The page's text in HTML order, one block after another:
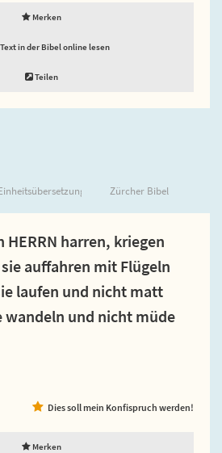
Merken
in der Bibel online lesen
Teilen
Zürcher Bibel
HERRN harren, kriegen
auffahren mit Flügeln
laufen und nicht matt
wandeln und nicht müde
Dies soll mein Konfispruch werden!
Merken